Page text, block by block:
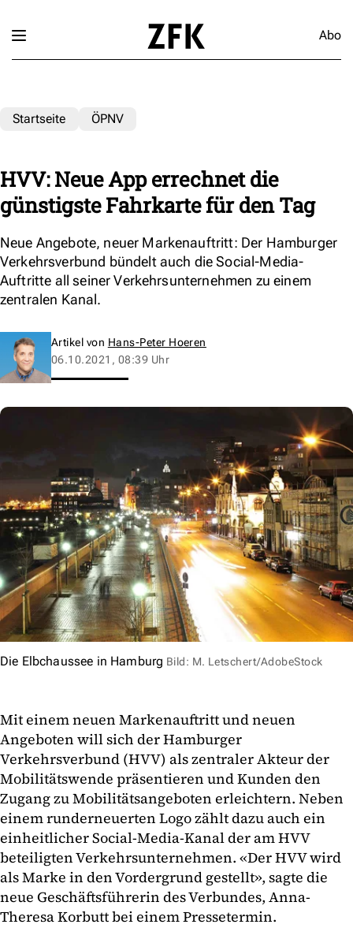
Abo
Startseite ÖPNV
HVV: Neue App errechnet die
günstigste Fahrkarte für den Tag
Neue Angebote, neuer Markenauftritt: Der Hamburger
Verkehrsverbund bündelt auch die Social-Media-
Auftritte all seiner Verkehrsunternehmen zu einem
zentralen Kanal.
Artikel von Hans-Peter Hoeren
06.10.2021, 08:39 Uhr
Die Elbchaussee in Hamburg Bild: M. Letschert/AdobeStock
Mit einem neuen Markenauftritt und neuen
Angeboten will sich der Hamburger
Verkehrsverbund (HVV) als zentraler Akteur der
Mobilitätswende präsentieren und Kunden den
Zugang zu Mobilitätsangeboten erleichtern. Neben
einem runderneuerten Logo zählt dazu auch ein
einheitlicher Social-Media-Kanal der am HVV
beteiligten Verkehrsunternehmen. «Der HVV wird
als Marke in den Vordergrund gestellt», sagte die
neue Geschäftsführerin des Verbundes, Anna-
Theresa Korbutt bei einem Pressetermin.